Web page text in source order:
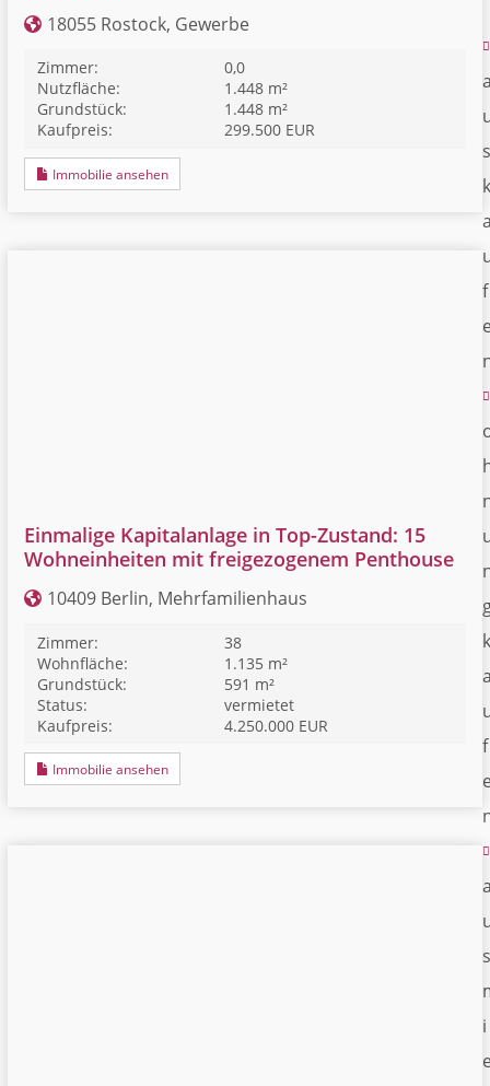
18055 Rostock, Gewerbe
Zimmer:
0,0
Nutzfläche:
1.448 m²
Grundstück:
1.448 m²
Kaufpreis:
299.500 EUR
Immobilie ansehen
Einmalige Kapitalanlage in Top-Zustand: 15
Wohneinheiten mit freigezogenem Penthouse
10409 Berlin, Mehrfamilienhaus
Zimmer:
38
Wohnfläche:
1.135 m²
Grundstück:
591 m²
Status:
vermietet
Kaufpreis:
4.250.000 EUR
Immobilie ansehen
s
k
f
k
f
s
i